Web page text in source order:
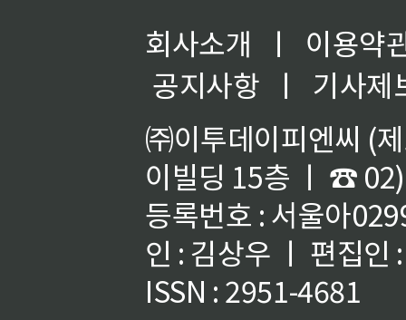
회사소개 ㅣ
이용약
공지사항
ㅣ
기사제
㈜이투데이피엔씨 (
이빌딩 15층 ㅣ ☎
등록번호 : 서울아
인 : 김상우 ㅣ 편집인
ISSN : 2951-4681